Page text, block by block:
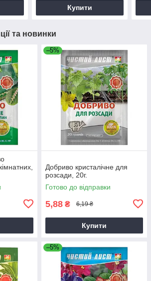
Купити
та новинки
–5%
Добриво кристалічне для
розсади, 20г.
Готово до відправки
5,88 ₴ 6,19 ₴
Купити
–5%